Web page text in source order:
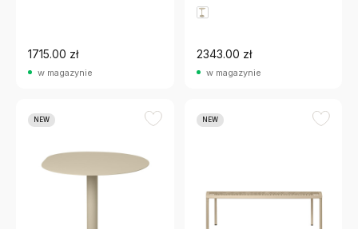
1715.00 zł
w magazynie
2343.00 zł
w magazynie
NEW NEW